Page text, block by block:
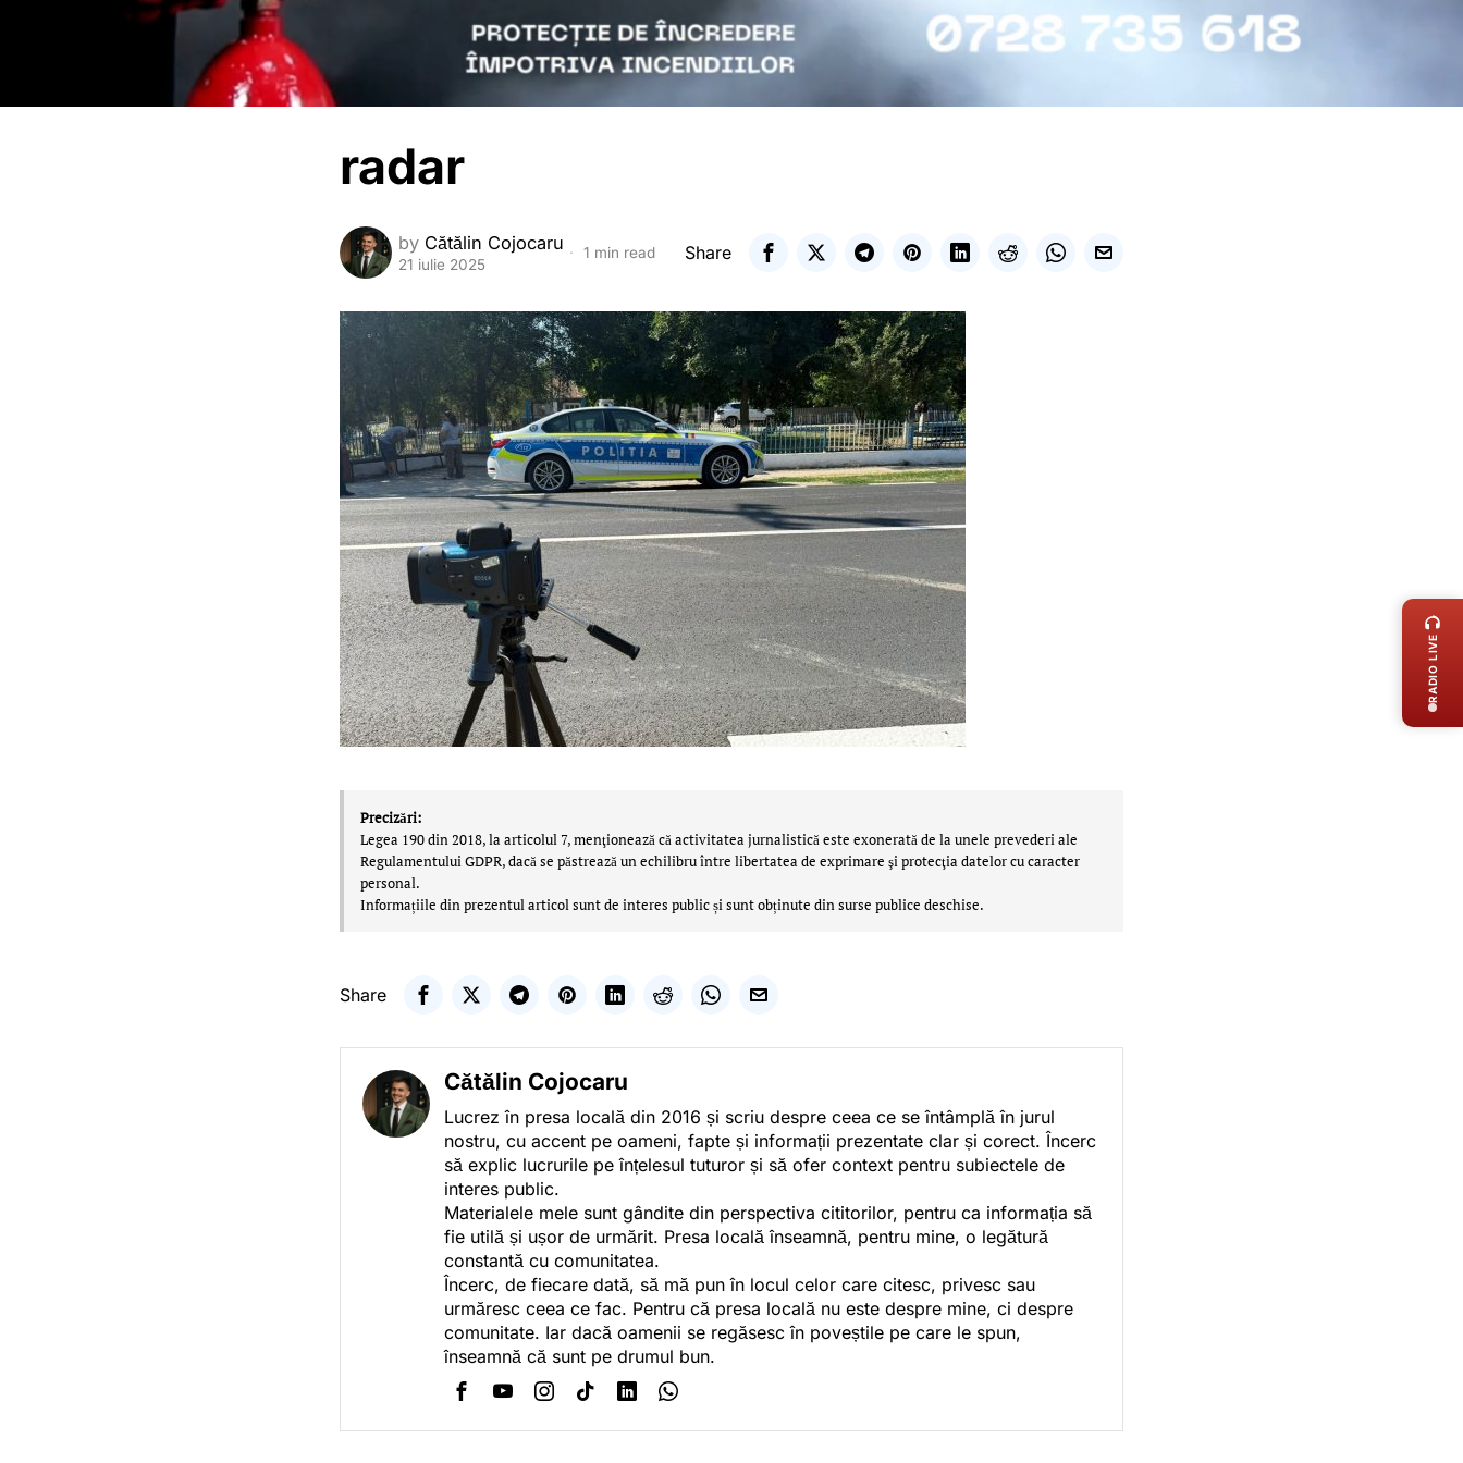
radar
by Cătălin Cojocaru
21 iulie 2025
1 min read Share
Precizări:
Legea 190 din 2018, la articolul 7, menţionează că activitatea jurnalistică este exonerată de la unele prevederi ale
Regulamentului GDPR, dacă se păstrează un echilibru între libertatea de exprimare şi protecţia datelor cu caracter
personal.
Informațiile din prezentul articol sunt de interes public și sunt obținute din surse publice deschise.
Share
Cătălin Cojocaru
Lucrez în presa locală din 2016 și scriu despre ceea ce se întâmplă în jurul
nostru, cu accent pe oameni, fapte și informații prezentate clar și corect. Încerc
să explic lucrurile pe înțelesul tuturor și să ofer context pentru subiectele de
interes public.
Materialele mele sunt gândite din perspectiva cititorilor, pentru ca informația să
fie utilă și ușor de urmărit. Presa locală înseamnă, pentru mine, o legătură
constantă cu comunitatea.
Încerc, de fiecare dată, să mă pun în locul celor care citesc, privesc sau
urmăresc ceea ce fac. Pentru că presa locală nu este despre mine, ci despre
comunitate. Iar dacă oamenii se regăsesc în poveștile pe care le spun,
înseamnă că sunt pe drumul bun.
RADIO LIVE